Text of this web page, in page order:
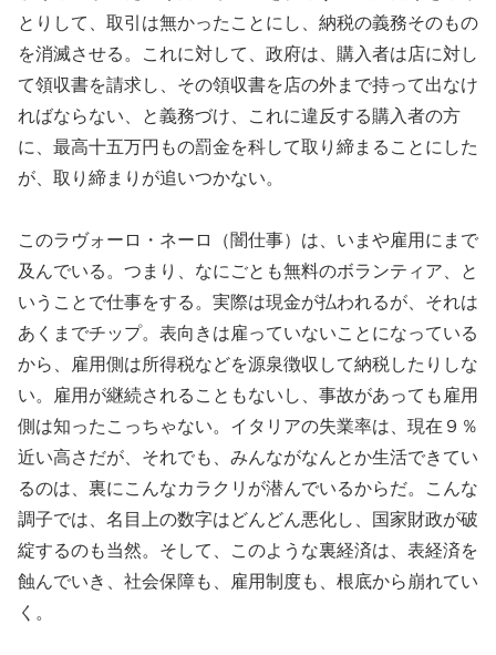
とりして、取引は無かったことにし、納税の義務そのもの
を消滅させる。これに対して、政府は、購入者は店に対し
て領収書を請求し、その領収書を店の外まで持って出なけ
ればならない、と義務づけ、これに違反する購入者の方
に、最高十五万円もの罰金を科して取り締まることにした
が、取り締まりが追いつかない。
このラヴォーロ・ネーロ（闇仕事）は、いまや雇用にまで
及んでいる。つまり、なにごとも無料のボランティア、と
いうことで仕事をする。実際は現金が払われるが、それは
あくまでチップ。表向きは雇っていないことになっている
から、雇用側は所得税などを源泉徴収して納税したりしな
い。雇用が継続されることもないし、事故があっても雇用
側は知ったこっちゃない。イタリアの失業率は、現在９％
近い高さだが、それでも、みんながなんとか生活できてい
るのは、裏にこんなカラクリが潜んでいるからだ。こんな
調子では、名目上の数字はどんどん悪化し、国家財政が破
綻するのも当然。そして、このような裏経済は、表経済を
蝕んでいき、社会保障も、雇用制度も、根底から崩れてい
く。